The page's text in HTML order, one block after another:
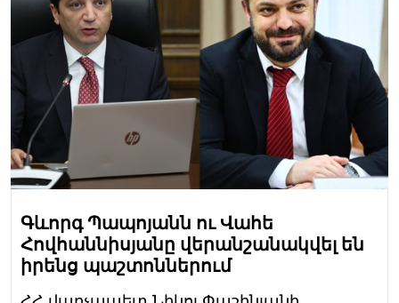
Գևորգ Պապոյանն ու Վահե
Հովհաննիսյանը վերանշանակվել են
իրենց պաշտոններում